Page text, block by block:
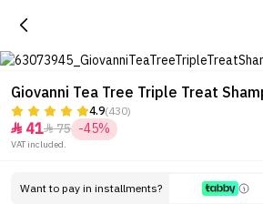
Giovanni Tea Tree Triple Treat
4.9(430)
 4175 -45%
VAT included.
Want to pay in installments?